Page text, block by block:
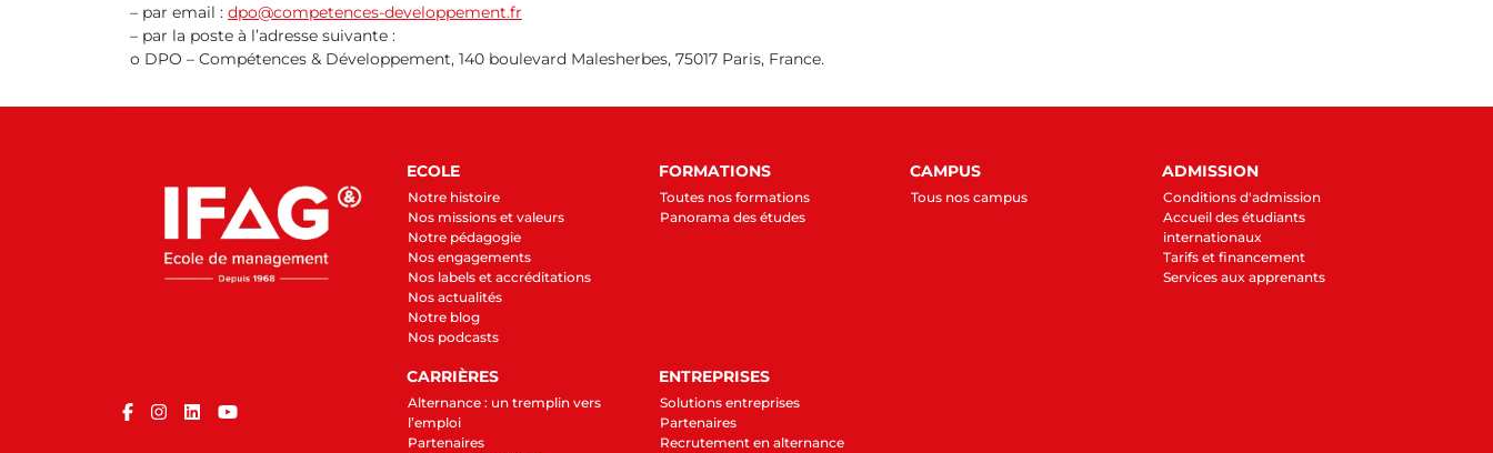
– par email : dpo@competences-developpement.fr
– par la poste à l’adresse suivante :
o DPO – Compétences & Développement, 140 boulevard Malesherbes, 75017 Paris, France.
ECOLE
Notre histoire
Nos missions et valeurs
Notre pédagogie
Nos engagements
Nos labels et accréditations
Nos actualités
Notre blog
Nos podcasts
FORMATIONS
Toutes nos formations
Panorama des études
CAMPUS
Tous nos campus
ADMISSION
Conditions d'admission
Accueil des étudiants
internationaux
Tarifs et financement
Services aux apprenants
CARRIÈRES
Alternance : un tremplin vers
l’emploi
Partenaires
ENTREPRISES
Solutions entreprises
Partenaires
Recrutement en alternance